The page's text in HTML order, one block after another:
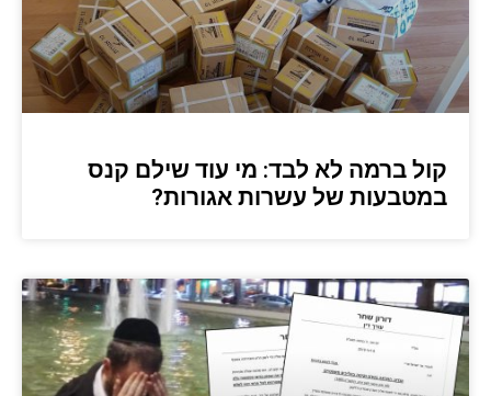
קול ברמה לא לבד: מי עוד שילם קנס
במטבעות של עשרות אגורות?